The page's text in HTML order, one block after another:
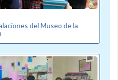
del Museo de la